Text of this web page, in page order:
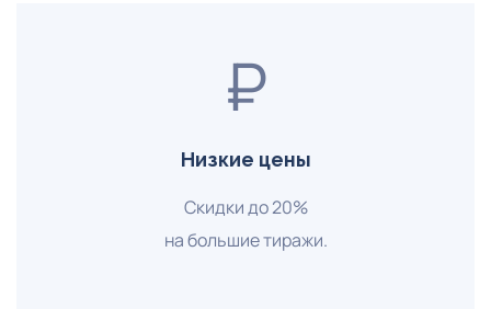
₽
Низкие цены
Скидки до 20%
на большие тиражи.